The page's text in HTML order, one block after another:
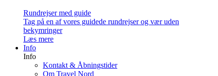
Rundrejser med guide
Tag på en af vores guidede rundrejser og vær uden
bekymringer
Læs mere
Info
Info
Kontakt & Åbningstider
Om Travel Nord